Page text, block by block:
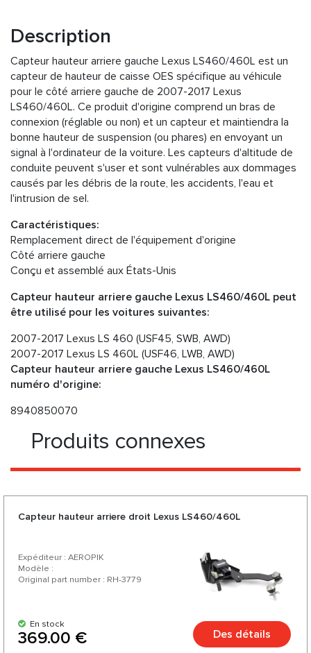
Description
Capteur hauteur arriere gauche Lexus LS460/460L est un
capteur de hauteur de caisse OES spécifique au véhicule
pour le côté arriere gauche de 2007-2017 Lexus
LS460/460L. Ce produit d'origine comprend un bras de
connexion (réglable ou non) et un capteur et maintiendra la
bonne hauteur de suspension (ou phares) en envoyant un
signal à l'ordinateur de la voiture. Les capteurs d'altitude de
conduite peuvent s'user et sont vulnérables aux dommages
causés par les débris de la route, les accidents, l'eau et
l'intrusion de sel.
Caractéristiques:
Remplacement direct de l'équipement d'origine
Côté arriere gauche
Conçu et assemblé aux États-Unis
Capteur hauteur arriere gauche Lexus LS460/460L peut
être utilisé pour les voitures suivantes:
2007-2017 Lexus LS 460 (USF45, SWB, AWD)
2007-2017 Lexus LS 460L (USF46, LWB, AWD)
Capteur hauteur arriere gauche Lexus LS460/460L
numéro d'origine:
8940850070
Produits connexes
Capteur hauteur arriere droit Lexus LS460/460L
Expéditeur : AEROPIK
Modèle :
Original part number : RH-3779
En stock
369.00 € Des détails